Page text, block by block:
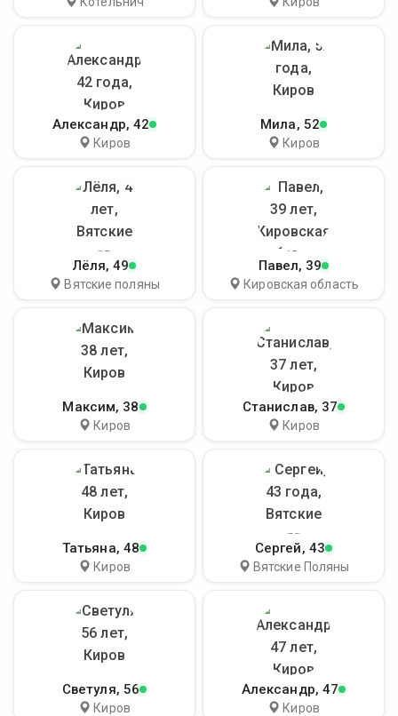
Александр, 42
Киров
Мила, 52
Киров
Лёля, 49
Вятские поляны
Павел, 39
Кировская область
Максим, 38
Киров
Станислав, 37
Киров
Татьяна, 48
Киров
Сергей, 43
Вятские Поляны
Светуля, 56
Киров
Александр, 47
Киров